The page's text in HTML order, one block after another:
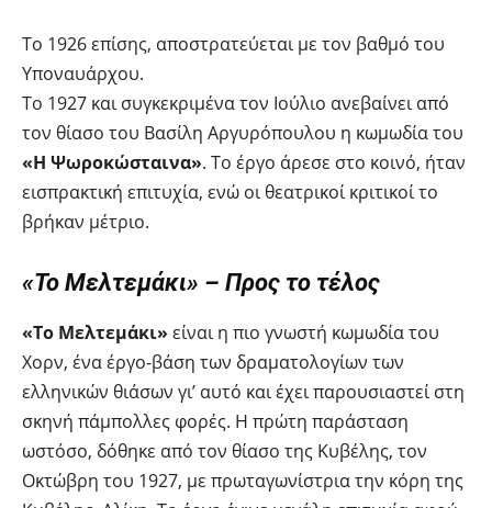
Το 1926 επίσης, αποστρατεύεται με τον βαθμό του
Υποναυάρχου.
Το 1927 και συγκεκριμένα τον Ιούλιο ανεβαίνει από
τον θίασο του Βασίλη Αργυρόπουλου η κωμωδία του
«Η Ψωροκώσταινα». Το έργο άρεσε στο κοινό, ήταν
εισπρακτική επιτυχία, ενώ οι θεατρικοί κριτικοί το
βρήκαν μέτριο.
«Το Μελτεμάκι» – Προς το τέλος
«Το Μελτεμάκι» είναι η πιο γνωστή κωμωδία του
Χορν, ένα έργο-βάση των δραματολογίων των
ελληνικών θιάσων γι’ αυτό και έχει παρουσιαστεί στη
σκηνή πάμπολλες φορές. Η πρώτη παράσταση
ωστόσο, δόθηκε από τον θίασο της Κυβέλης, τον
Οκτώβρη του 1927, με πρωταγωνίστρια την κόρη της